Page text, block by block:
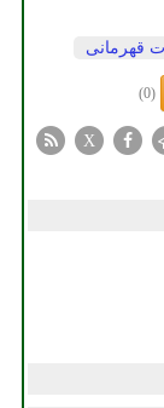
قهرمانی
(0)
X